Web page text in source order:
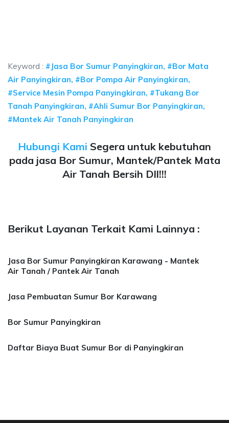
Keyword : #Jasa Bor Sumur Panyingkiran, #Bor Mata
Air Panyingkiran, #Bor Pompa Air Panyingkiran,
#Service Mesin Pompa Panyingkiran, #Tukang Bor
Tanah Panyingkiran, #Ahli Sumur Bor Panyingkiran,
#Mantek Air Tanah Panyingkiran
Hubungi Kami Segera untuk kebutuhan
pada jasa Bor Sumur, Mantek/Pantek Mata
Air Tanah Bersih Dll!!!
Berikut Layanan Terkait Kami Lainnya :
Jasa Bor Sumur Panyingkiran Karawang - Mantek
Air Tanah / Pantek Air Tanah
Jasa Pembuatan Sumur Bor Karawang
Bor Sumur Panyingkiran
Daftar Biaya Buat Sumur Bor di Panyingkiran